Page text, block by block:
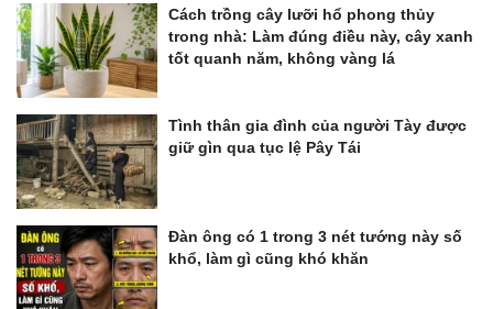
Cách trồng cây lưỡi hổ phong thủy
trong nhà: Làm đúng điều này, cây xanh
tốt quanh năm, không vàng lá
Tình thân gia đình của người Tày được
giữ gìn qua tục lệ Pây Tái
Đàn ông có 1 trong 3 nét tướng này số
khổ, làm gì cũng khó khăn